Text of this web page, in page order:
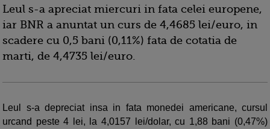
Leul s-a apreciat miercuri in fata celei europene,
iar BNR a anuntat un curs de 4,4685 lei/euro, in
scadere cu 0,5 bani (0,11%) fata de cotatia de
marti, de 4,4735 lei/euro.
Leul s-a depreciat insa in fata monedei americane, cursul
urcand peste 4 lei, la 4,0157 lei/dolar, cu 1,88 bani (0,47%)